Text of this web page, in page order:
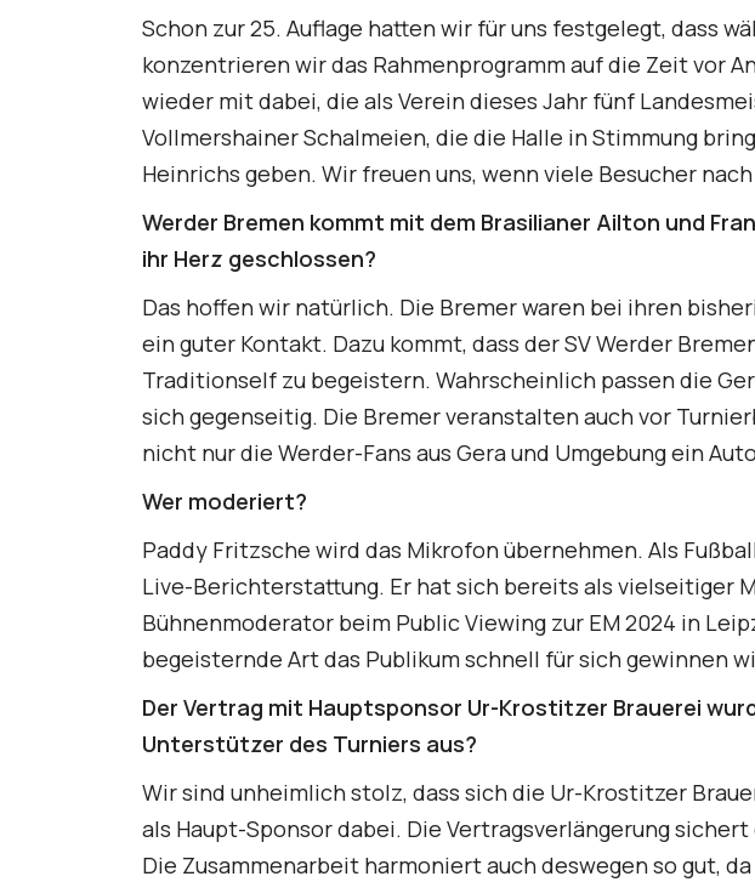
Schon zur 25. Auflage hatten wir für uns festgelegt, dass
konzentrieren wir das Rahmenprogramm auf die Zeit vor
wieder mit dabei, die als Verein dieses Jahr fünf
Vollmershainer Schalmeien, die die Halle in Stimmung
Heinrichs geben. Wir freuen uns, wenn viele Besucher
Werder Bremen kommt mit dem Brasilianer Ailton und
ihr Herz geschlossen?
Das hoffen wir natürlich. Die Bremer waren bei ihren
ein guter Kontakt. Dazu kommt, dass der SV Werder
Traditionself zu begeistern. Wahrscheinlich passen die
sich gegenseitig. Die Bremer veranstalten auch vor
nicht nur die Werder-Fans aus Gera und Umgebung ein
Wer moderiert?
Paddy Fritzsche wird das Mikrofon übernehmen. Als
Live-Berichterstattung. Er hat sich bereits als vielseitiger
Bühnenmoderator beim Public Viewing zur EM 2024 in
begeisternde Art das Publikum schnell für sich gewinnen
Der Vertrag mit Hauptsponsor Ur-Krostitzer Brauerei
Unterstützer des Turniers aus?
Wir sind unheimlich stolz, dass sich die Ur-Krostitzer
als Haupt-Sponsor dabei. Die Vertragsverlängerung
Die Zusammenarbeit harmoniert auch deswegen so gut,